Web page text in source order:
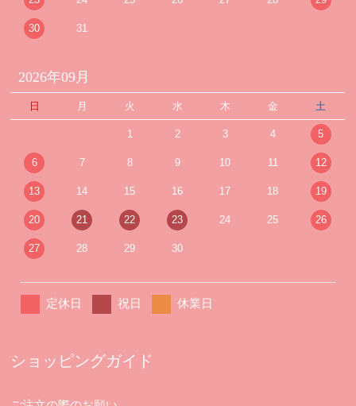
30 31
2026年09月
日 月 火 水 木 金 土
1 2 3 4 5
6 7 8 9 10 11 12
13 14 15 16 17 18 19
20 21 22 23 24 25 26
27 28 29 30
定休日 祝日 休業日
ショッピングガイド